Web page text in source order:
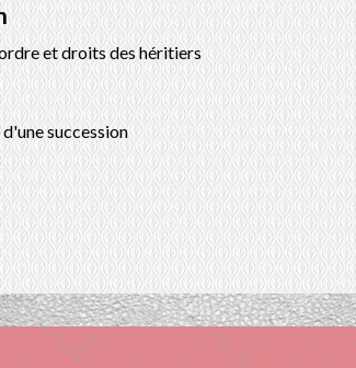
et droits des héritiers
succession